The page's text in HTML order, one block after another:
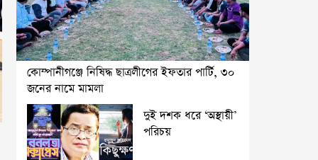
কোম্পানীগঞ্জে নিষিদ্ধ ছাত্রলীগের ইফতার পার্টি, ৩০
জনের নামে মামলা
দুই দশক ধরে ‘অস্থায়ী’
পরিচয়